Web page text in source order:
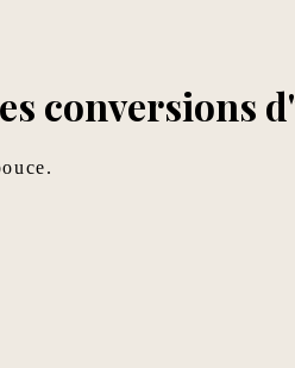
conversions